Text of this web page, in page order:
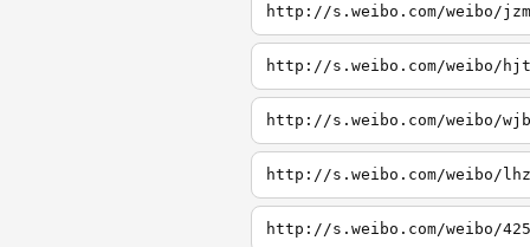
http://s.weibo.com/weibo/jzm
http://s.weibo.com/weibo/hjt
http://s.weibo.com/weibo/wjb
http://s.weibo.com/weibo/lhz
http://s.weibo.com/weibo/425